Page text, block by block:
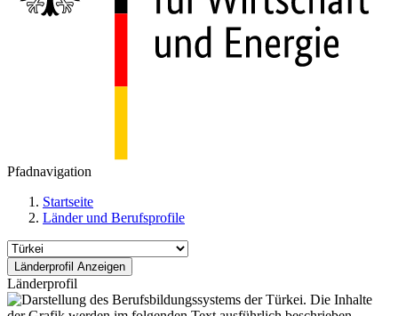
Pfadnavigation
Startseite
Länder und Berufsprofile
Länderprofil